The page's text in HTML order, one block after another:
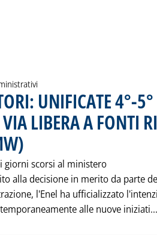
UNIFICATE 4°-5°
LIBERA A FONTI
giorni scorsi al ministero
alla decisione in merito da parte
l'Enel ha ufficializzato
alle nuove iniziati...